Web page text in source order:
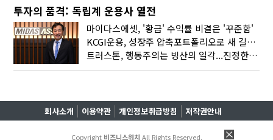
투자의 품격: 독립계 운용사 열전
마이다스에셋, '황금' 수익률 비결은 '꾸준함'
KCGI운용, 성장주 압축포트폴리오로 새 길을 그리다
트러스톤, 행동주의는 빙산의 일각...진정한 힘은 '주식형 강자'
회사소개 이용약관 개인정보취급방침 저작권안내
Copyright 비즈니스워치 All Rights Reserved.